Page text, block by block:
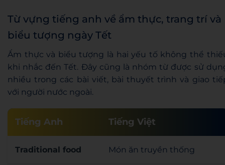
Từ vựng tiếng anh về ẩm thực, trang trí và
biểu tượng ngày Tết
Ẩm thực và biểu tượng là hai yếu tố không thể
khi nhắc đến Tết. Đây cũng là nhóm từ được sử
nhiều trong các bài viết, bài thuyết trình và giao
với người nước ngoài.
Tiếng Anh Tiếng Việt
Traditional food Món ăn truyền thống